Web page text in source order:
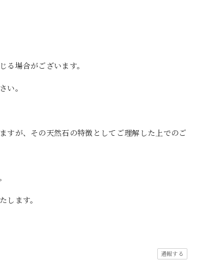
場合がございます。
い。
すが、その天然石の特徴としてご理解した上でのご
ます。
通報する